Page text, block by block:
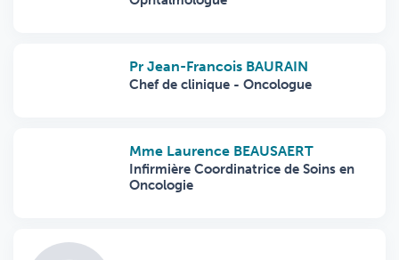
Pr Jean-Francois BAURAIN
Chef de clinique - Oncologue
Mme Laurence BEAUSAERT
Infirmière Coordinatrice de Soins en
Oncologie